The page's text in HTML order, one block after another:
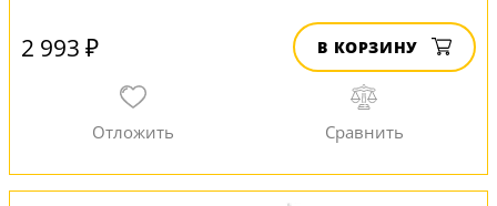
2 993 ₽ В КОРЗИНУ